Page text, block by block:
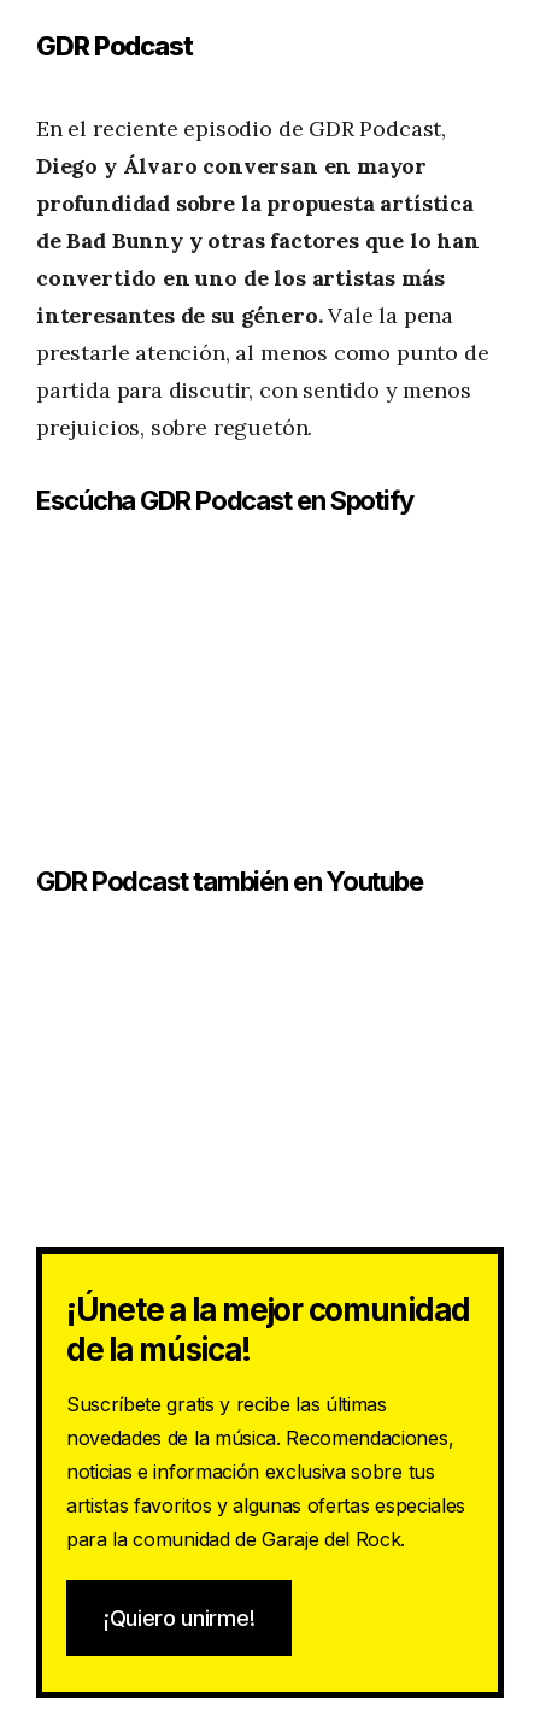
GDR Podcast
En el reciente episodio de GDR Podcast,
Diego y Álvaro conversan en mayor
profundidad sobre la propuesta artística
de Bad Bunny y otras factores que lo han
convertido en uno de los artistas más
interesantes de su género.Vale la pena
prestarle atención, al menos como punto de
partida para discutir, con sentido y menos
prejuicios, sobre reguetón.
Escúcha GDR Podcast en Spotify
GDR Podcasttambién en Youtube
¡Únete a la mejor comunidad
de la música!
Suscríbete gratis y recibe las últimas
novedades de la música. Recomendaciones,
noticias e información exclusiva sobre tus
artistas favoritos y algunas ofertas especiales
para la comunidad de Garaje del Rock.
¡Quiero unirme!